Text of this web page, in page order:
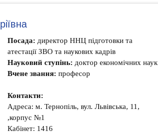
Посада: директор ННЦ підготовки та
атестації ЗВО та наукових кадрів
Науковий ступінь: доктор економічних наук
Вчене звання: професор
Контакти:
Адреса: м. Тернопіль, вул. Львівська, 11,
,корпус №1
Кабінет: 1416